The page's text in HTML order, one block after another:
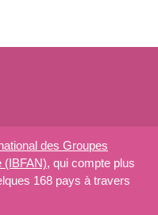
des Groupes
(IBFAN), qui compte plus
168 pays à travers